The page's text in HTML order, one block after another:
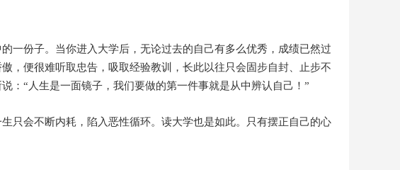
一份子。当你进入大学后，无论过去的自己有多么优秀，成绩已然过
，便很难听取忠告，吸取经验教训，长此以往只会固步自封、止步不
：“人生是一面镜子，我们要做的第一件事就是从中辨认自己！”
只会不断内耗，陷入恶性循环。读大学也是如此。只有摆正自己的心